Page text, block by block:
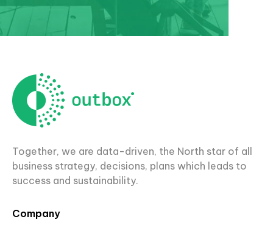
Together, we are data-driven, the North star of all
business strategy, decisions, plans which leads to
success and sustainability.
Company